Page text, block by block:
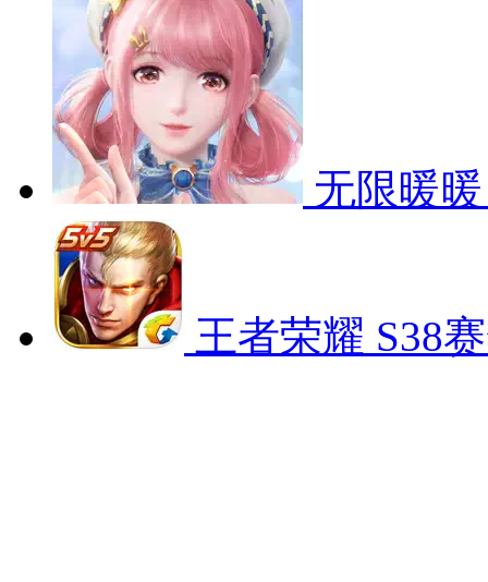
无限暖暖
王者荣耀 S38